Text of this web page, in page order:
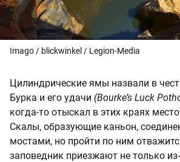
Imago / blickwinkel / Legion-Media
Цилиндрические ямы назвали в
Бурка и его удачи (Bourke’s Luck
когда-то отыскал в этих краях
Скалы, образующие каньон,
мостами, но пройти по ним
заповедник приезжают не только